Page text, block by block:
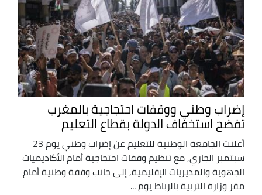
إضراب وطني ووقفات احتجاجية بالمغرب
تفضح استخفاف الدولة بقطاع التعليم
أعلنت الجامعة الوطنية للتعليم عن إضراب وطني يوم 23
سبتمبر الجاري, مع تنظيم وقفات احتجاجية أمام الأكاديميات
الجهوية والمديريات الإقليمية, إلى جانب وقفة وطنية أمام
مقر وزارة التربية بالرباط يوم ...